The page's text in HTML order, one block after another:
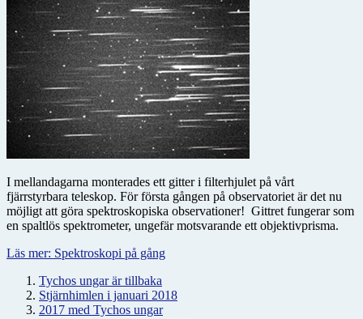
I mellandagarna monterades ett gitter i filterhjulet på vårt
fjärrstyrbara teleskop. För första gången på observatoriet är det nu
möjligt att göra spektroskopiska observationer! Gittret fungerar som
en spaltlös spektrometer, ungefär motsvarande ett objektivprisma.
Läs mer: Spektroskopi på gång
Tychos ungar är tillbaka
Stjärnhimlen i januari 2018
2017 med Tychos ungar